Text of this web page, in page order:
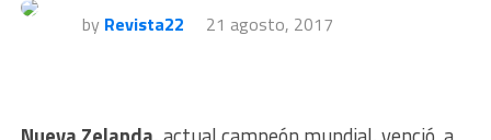
by Revista22 21 agosto, 2017